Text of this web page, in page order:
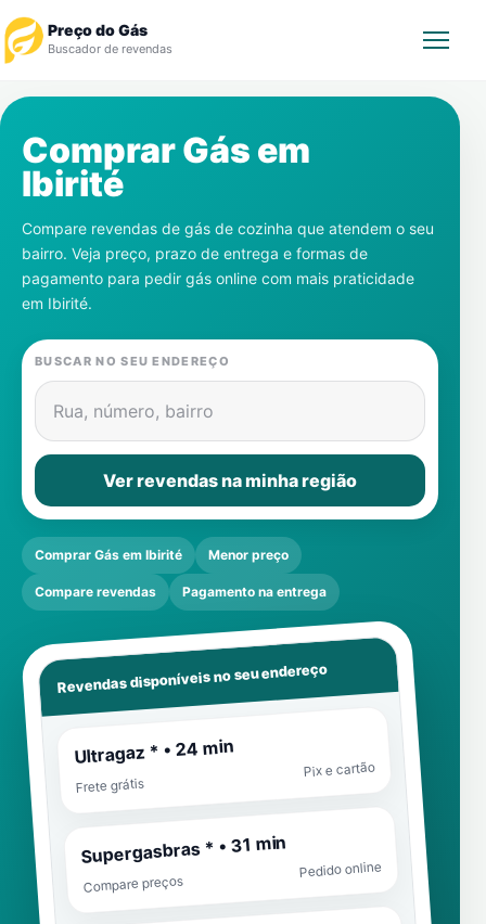
Preço do Gás
Buscador de revendas
Revendedor
Notícias
Cadastre-se
Gás
Contatos
Comprar Gás em
Ibirité
Compare revendas de gás de cozinha que atendem o seu
bairro. Veja preço, prazo de entrega e formas de
pagamento para pedir gás online com mais praticidade
em Ibirité.
BUSCAR NO SEU ENDEREÇO
Rua, número, bairro
Ver revendas na minha região
Comprar Gás em Ibirité Menor preço
Compare revendas Pagamento na entrega
Revendas disponíveis no seu endereço
Ultragaz * • 24 min
Frete grátis
Pix e cartão
Supergasbras * • 31 min
Compare preços
Pedido online